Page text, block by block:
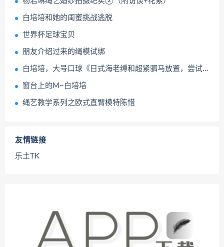
白培培和她的闺蜜挑战逃脱
世界杯足球宝贝
朋友介绍过来的绳模试绑
白培培，大号口球《日式海老缚和超紧驷马放置，尝试逃脱及访谈》小女孩两款5CM和5.5CM口球拉到最紧，口水止不住流，绑上超紧的驷马放置尝试自己解开
窗台上的M~白培培
绳艺教学系列之欧式直臂模特陈惜
友情链接
乐土TK